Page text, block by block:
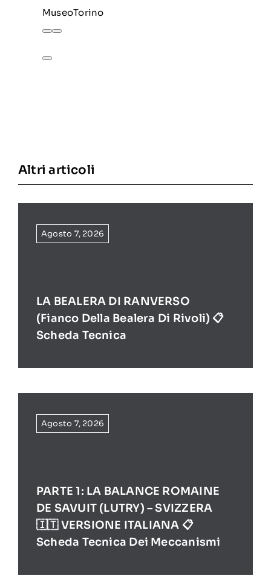
MuseoTorino
Altri articoli
Agosto 7, 2026
LA BEALERA DI RANVERSO
(Fianco Della Bealera Di Rivoli) 📋
Scheda Tecnica
Agosto 7, 2026
PARTE 1: LA BALANCE ROMAINE
DE SAVUIT (LUTRY) – SVIZZERA
🇮🇹 VERSIONE ITALIANA 📋
Scheda Tecnica Dei Meccanismi